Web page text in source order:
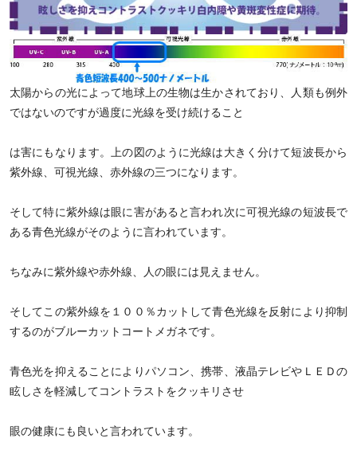
太陽からの光によって地球上の生物は生かされており、人類も例外
ではないのですが過度に光線を受け続けること
は害にもなります。上の図のように光線は大きく分けて短波長から
紫外線、可視光線、赤外線の三つになります。
そして特に紫外線は眼に害があると言われ次に可視光線の短波長で
ある青色光線がそのように言われています。
ちなみに紫外線や赤外線、人の眼には見えません。
そしてこの紫外線を１００％カットして青色光線を反射により抑制
するのがブルーカットコートメガネです。
青色光を抑えることによりパソコン、携帯、液晶テレビやＬＥＤの
眩しさを軽減してコントラストをクッキリさせ
眼の健康にも良いと言われています。